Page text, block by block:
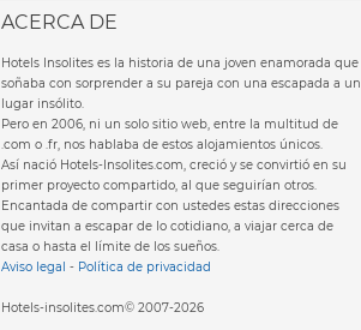
ACERCA DE
Hotels Insolites es la historia de una joven enamorada que
soñaba con sorprender a su pareja con una escapada a un
lugar insólito.
Pero en 2006, ni un solo sitio web, entre la multitud de
.com o .fr, nos hablaba de estos alojamientos únicos.
Así nació Hotels-Insolites.com, creció y se convirtió en su
primer proyecto compartido, al que seguirían otros.
Encantada de compartir con ustedes estas direcciones
que invitan a escapar de lo cotidiano, a viajar cerca de
casa o hasta el límite de los sueños.
Aviso legal - Política de privacidad
Hotels-insolites.com© 2007-2026